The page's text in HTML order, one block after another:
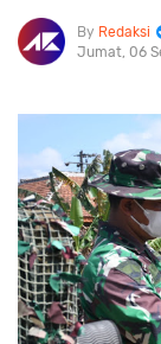
Redaksi
Jumat, 06